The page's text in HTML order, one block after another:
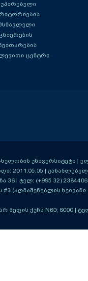
ცენტრი
უნივერსიტეტი |
2011.05.05 |
36 | ტელ: (+995 32)
(აღმაშენებლის ხეივანი
მეფის ქუჩა N60; 6000 |